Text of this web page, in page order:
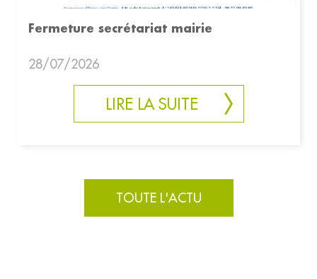
Fermeture secrétariat mairie
28/07/2026
LIRE LA SUITE
TOUTE L'ACTU